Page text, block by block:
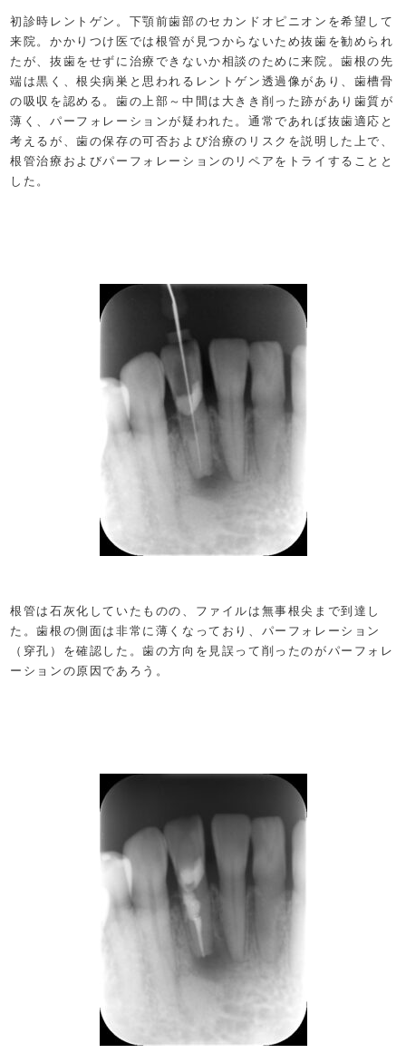
初診時レントゲン。下顎前歯部のセカンドオピニオンを希望して
来院。かかりつけ医では根管が見つからないため抜歯を勧められ
たが、抜歯をせずに治療できないか相談のために来院。歯根の先
端は黒く、根尖病巣と思われるレントゲン透過像があり、歯槽骨
の吸収を認める。歯の上部～中間は大きき削った跡があり歯質が
薄く、パーフォレーションが疑われた。通常であれば抜歯適応と
考えるが、歯の保存の可否および治療のリスクを説明した上で、
根管治療およびパーフォレーションのリペアをトライすることと
した。
根管は石灰化していたものの、ファイルは無事根尖まで到達し
た。歯根の側面は非常に薄くなっており、パーフォレーション
（穿孔）を確認した。歯の方向を見誤って削ったのがパーフォレ
ーションの原因であろう。